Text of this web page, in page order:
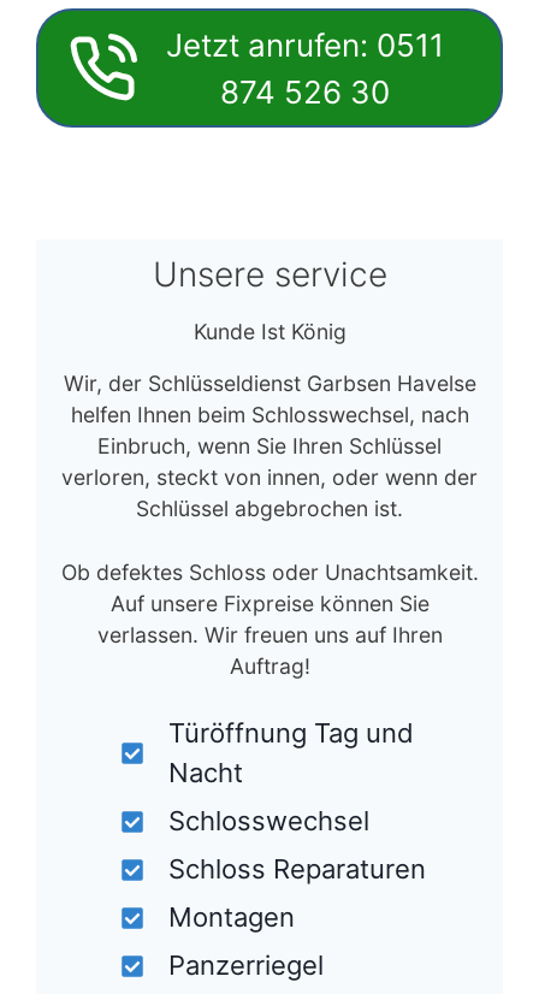
Jetzt anrufen: 0511
874 526 30
Unsere service
Kunde Ist König
Wir, der Schlüsseldienst Garbsen Havelse
helfen Ihnen beim Schlosswechsel, nach
Einbruch, wenn Sie Ihren Schlüssel
verloren, steckt von innen, oder wenn der
Schlüssel abgebrochen ist.
Ob defektes Schloss oder Unachtsamkeit.
Auf unsere Fixpreise können Sie
verlassen. Wir freuen uns auf Ihren
Auftrag!
Türöffnung Tag und
Nacht
Schlosswechsel
Schloss Reparaturen
Montagen
Panzerriegel